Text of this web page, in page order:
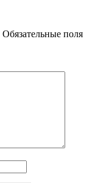
Обязательные поля